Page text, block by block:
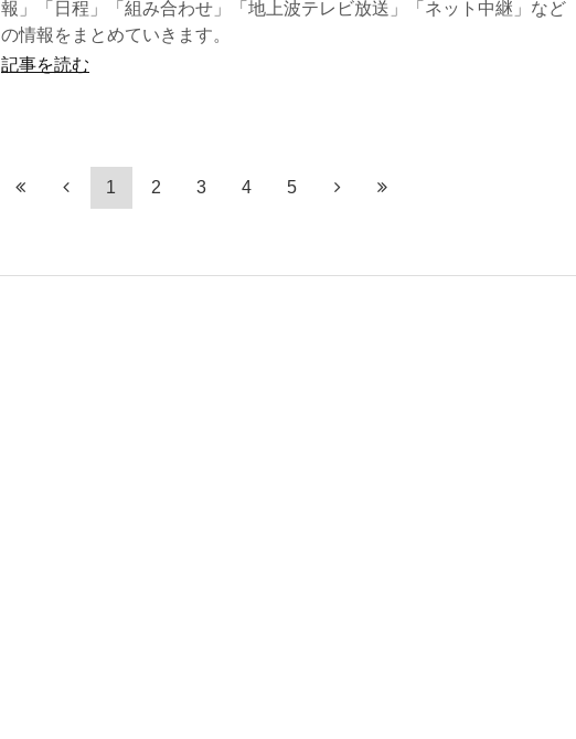
報」「日程」「組み合わせ」「地上波テレビ放送」「ネット中継」など
の情報をまとめていきます。
記事を読む
1 2 3 4 5